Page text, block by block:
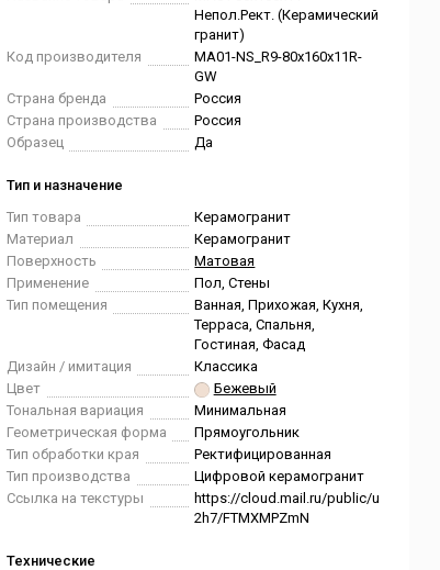
Непол.Рект. (Керамический
гранит)
Код производителя
MA01-NS_R9-80x160x11R-
GW
Страна бренда
Россия
Страна производства
Россия
Образец
Да
Тип и назначение
Тип товара
Керамогранит
Материал
Керамогранит
Поверхность
Матовая
Применение
Пол, Стены
Тип помещения
Ванная, Прихожая, Кухня,
Терраса, Спальня,
Гостиная, Фасад
Дизайн / имитация
Классика
Цвет
Бежевый
Тональная вариация
Минимальная
Геометрическая форма
Прямоугольник
Тип обработки края
Ректифицированная
Тип производства
Цифровой керамогранит
Ссылка на текстуры
https://cloud.mail.ru/public/u
2h7/FTMXMPZmN
Технические